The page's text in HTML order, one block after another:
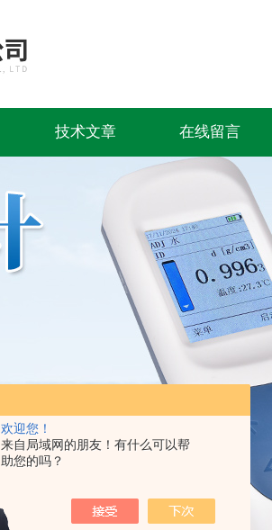
欢迎您！
来自局域网的朋友！有什么可以帮
助您的吗？
技术文章 在线留言